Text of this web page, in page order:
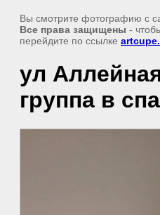
Вы смотрите фотографию с
Все права защищены -
перейдите по ссылке
ул
группа в